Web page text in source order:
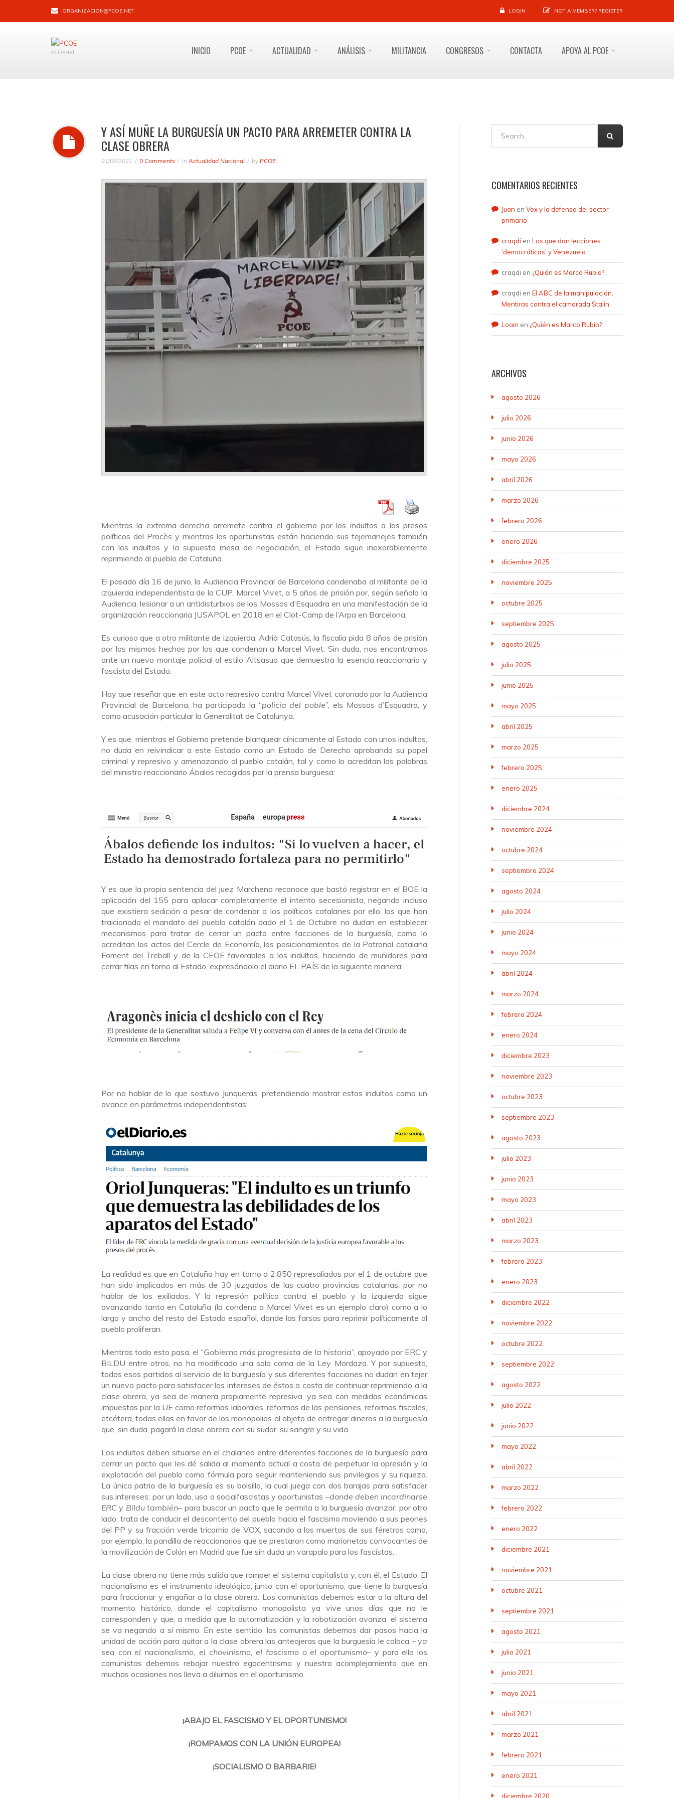
ORGANIZACION@PCOE.NET LOGIN NOT A MEMBER? REGISTER
PCOENET INICIO PCOE ACTUALIDAD ANÁLISIS MILITANCIA CONGRESOS CONTACTA APOYA AL PCOE
Y ASÍ MUÑE LA BURGUESÍA UN PACTO PARA ARREMETER CONTRA LA
CLASE OBRERA
21/06/2021 0 Comments in Actualidad Nacional by PCOE
Mientras la extrema derecha arremete contra el gobierno por los indultos a los presos
políticos del Procès y mientras los oportunistas están haciendo sus tejemanejes también
con los indultos y la supuesta mesa de negociación, el Estado sigue inexorablemente
reprimiendo al pueblo de Cataluña.
El pasado día 16 de junio, la Audiencia Provincial de Barcelona condenaba al militante de la
izquierda independentista de la CUP, Marcel Vivet, a 5 años de prisión por, según señala la
Audiencia, lesionar a un antidisturbios de los Mossos d’Esquadra en una manifestación de la
organización reaccionaria JUSAPOL en 2018 en el Clot-Camp de l’Arpa en Barcelona.
Es curioso que a otro militante de izquierda, Adrià Catasús, la fiscalía pida 8 años de prisión
por los mismos hechos por los que condenan a Marcel Vivet. Sin duda, nos encontramos
ante un nuevo montaje policial al estilo Altsasua que demuestra la esencia reaccionaria y
fascista del Estado.
Hay que reseñar que en este acto represivo contra Marcel Vivet coronado por la Audiencia
Provincial de Barcelona, ha participado la “policía del poble”, els Mossos d’Esquadra, y
como acusación particular la Generalitat de Catalunya.
Y es que, mientras el Gobierno pretende blanquear cínicamente al Estado con unos indultos,
no duda en reivindicar a este Estado como un Estado de Derecho aprobando su papel
criminal y represivo y amenazando al pueblo catalán, tal y como lo acreditan las palabras
del ministro reaccionario Ábalos recogidas por la prensa burguesa:
Y es que la propia sentencia del juez Marchena reconoce que bastó registrar en el BOE la
aplicación del 155 para aplacar completamente el intento secesionista, negando incluso
que existiera sedición a pesar de condenar a los políticos catalanes por ello, los que han
traicionado el mandato del pueblo catalán dado el 1 de Octubre no dudan en establecer
mecanismos para tratar de cerrar un pacto entre facciones de la burguesía, como lo
acreditan los actos del Cercle de Economía, los posicionamientos de la Patronal catalana
Foment del Treball y de la CEOE favorables a los indultos, haciendo de muñidores para
cerrar filas en torno al Estado, expresándolo el diario EL PAÍS de la siguiente manera:
Por no hablar de lo que sostuvo Junqueras, pretendiendo mostrar estos indultos como un
avance en parámetros independentistas:
La realidad es que en Cataluña hay en torno a 2.850 represaliados por el 1 de octubre que
han sido implicados en más de 30 juzgados de las cuatro provincias catalanas, por no
hablar de los exiliados. Y la represión política contra el pueblo y la izquierda sigue
avanzando tanto en Cataluña (la condena a Marcel Vivet es un ejemplo claro) como a lo
largo y ancho del resto del Estado español, donde las farsas para reprimir políticamente al
pueblo proliferan.
Mientras todo esto pasa, el “Gobierno más progresista de la historia”, apoyado por ERC y
BILDU entre otros, no ha modificado una sola coma de la Ley Mordaza. Y por supuesto,
todos esos partidos al servicio de la burguesía y sus diferentes facciones no dudan en tejer
un nuevo pacto para satisfacer los intereses de éstos a costa de continuar reprimiendo a la
clase obrera, ya sea de manera propiamente represiva, ya sea con medidas económicas
impuestas por la UE como reformas laborales, reformas de las pensiones, reformas fiscales,
etcétera, todas ellas en favor de los monopolios al objeto de entregar dineros a la burguesía
que, sin duda, pagará la clase obrera con su sudor, su sangre y su vida.
Los indultos deben situarse en el chalaneo entre diferentes facciones de la burguesía para
cerrar un pacto que les dé salida al momento actual a costa de perpetuar la opresión y la
explotación del pueblo como fórmula para seguir manteniendo sus privilegios y su riqueza.
La única patria de la burguesía es su bolsillo, la cual juega con dos barajas para satisfacer
sus intereses: por un lado, usa a socialfascistas y oportunistas –donde deben incardinarse
ERC y Bildu también– para buscar un pacto que le permita a la burguesía avanzar; por otro
lado, trata de conducir el descontento del pueblo hacia el fascismo moviendo a sus peones
del PP y su fracción verde tricornio de VOX, sacando a los muertos de sus féretros como,
por ejemplo, la pandilla de reaccionarios que se prestaron como marionetas convocantes de
la movilización de Colón en Madrid que fue sin duda un varapalo para los fascistas.
La clase obrera no tiene más salida que romper el sistema capitalista y, con él, el Estado. El
nacionalismo es el instrumento ideológico, junto con el oportunismo, que tiene la burguesía
para fraccionar y engañar a la clase obrera. Los comunistas debemos estar a la altura del
momento histórico, donde el capitalismo monopolista ya vive unos días que no le
corresponden y que, a medida que la automatización y la robotización avanza, el sistema
se va negando a sí mismo. En este sentido, los comunistas debemos dar pasos hacia la
unidad de acción para quitar a la clase obrera las anteojeras que la burguesía le coloca – ya
sea con el nacionalismo, el chovinismo, el fascismo o el oportunismo– y para ello los
comunistas debemos rebajar nuestro egocentrismo y nuestro acomplejamiento que en
muchas ocasiones nos lleva a diluirnos en el oportunismo.
¡ABAJO EL FASCISMO Y EL OPORTUNISMO!
¡ROMPAMOS CON LA UNIÓN EUROPEA!
¡SOCIALISMO O BARBARIE!
COMENTARIOS RECIENTES
Juan en Vox y la defensa del sector
primario
craqdi en Los que dan lecciones
‘democráticas’ y Venezuela
craqdi en ¿Quién es Marco Rubio?
craqdi en El ABC de la manipulación.
Mentiras contra el camarada Stalin
Loam en ¿Quién es Marco Rubio?
ARCHIVOS
agosto 2026
julio 2026
junio 2026
mayo 2026
abril 2026
marzo 2026
febrero 2026
enero 2026
diciembre 2025
noviembre 2025
octubre 2025
septiembre 2025
agosto 2025
julio 2025
junio 2025
mayo 2025
abril 2025
marzo 2025
febrero 2025
enero 2025
diciembre 2024
noviembre 2024
octubre 2024
septiembre 2024
agosto 2024
julio 2024
junio 2024
mayo 2024
abril 2024
marzo 2024
febrero 2024
enero 2024
diciembre 2023
noviembre 2023
octubre 2023
septiembre 2023
agosto 2023
julio 2023
junio 2023
mayo 2023
abril 2023
marzo 2023
febrero 2023
enero 2023
diciembre 2022
noviembre 2022
octubre 2022
septiembre 2022
agosto 2022
julio 2022
junio 2022
mayo 2022
abril 2022
marzo 2022
febrero 2022
enero 2022
diciembre 2021
noviembre 2021
octubre 2021
septiembre 2021
agosto 2021
julio 2021
junio 2021
mayo 2021
abril 2021
marzo 2021
febrero 2021
enero 2021
diciembre 2020